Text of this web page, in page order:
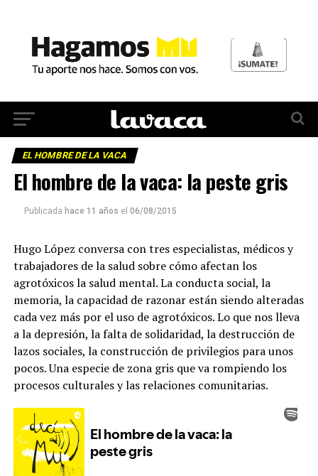
EL HOMBRE DE LA VACA
El hombre de la vaca: la peste gris
Publicada hace 11 años el 06/08/2015
Hugo López conversa con tres especialistas, médicos y
trabajadores de la salud sobre cómo afectan los
agrotóxicos la salud mental. La conducta social, la
memoria, la capacidad de razonar están siendo alteradas
cada vez más por el uso de agrotóxicos. Lo que nos lleva
a la depresión, la falta de solidaridad, la destrucción de
lazos sociales, la construcción de privilegios para unos
pocos. Una especie de zona gris que va rompiendo los
procesos culturales y las relaciones comunitarias.